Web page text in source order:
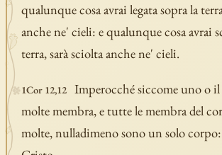
qualunque cosa avrai legata sopra la
anche ne' cieli: e qualunque cosa avrai
terra, sarà sciolta anche ne' cieli.
1Cor 12,12
Imperocché siccome uno o
molte membra, e tutte le membra del
molte, nulladimeno sono un solo